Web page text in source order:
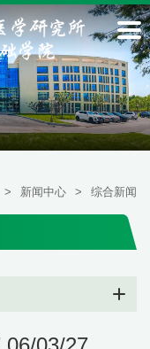
> 新闻中心 > 综合新闻